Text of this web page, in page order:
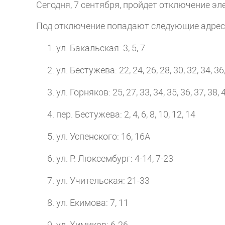
Сегодня, 7 сентября, пройдет отключение
Под отключение попадают следующие
ул. Бакальская: 3, 5, 7
ул. Бестужева: 22, 24, 26, 28, 30, 32, 34,
ул. Горняков: 25, 27, 33, 34, 35, 36, 37, 38,
пер. Бестужева: 2, 4, 6, 8, 10, 12, 14
ул. Успенского: 16, 16А
ул. Р. Люксембург: 4-14, 7-23
ул. Учительская: 21-33
ул. Екимова: 7, 11